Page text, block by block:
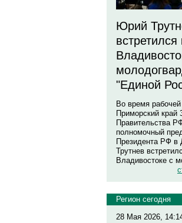
Юрий
встретился
"Единой
Во время
Приморский край
Правительства
полномочный
Президента РФ
Трутнев
Владивостоке с
Регион сегодня
28 Мая 2026,